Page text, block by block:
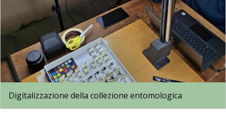
Digitalizzazione della collezione entomologica